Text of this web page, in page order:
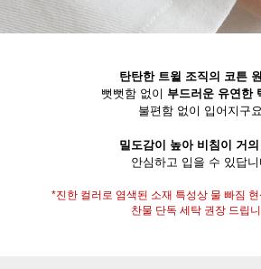
탄탄한 트윌 조직의 코튼
뻣뻣함 없이 부드러운 유연한
불편함 없이 입어지구
밀도감이 높아 비침이 거의
안심하고 입을 수 있답니
*진한 컬러로 염색된 소재 특성상 물 빠짐
찬물 단독 세탁 권장 드립